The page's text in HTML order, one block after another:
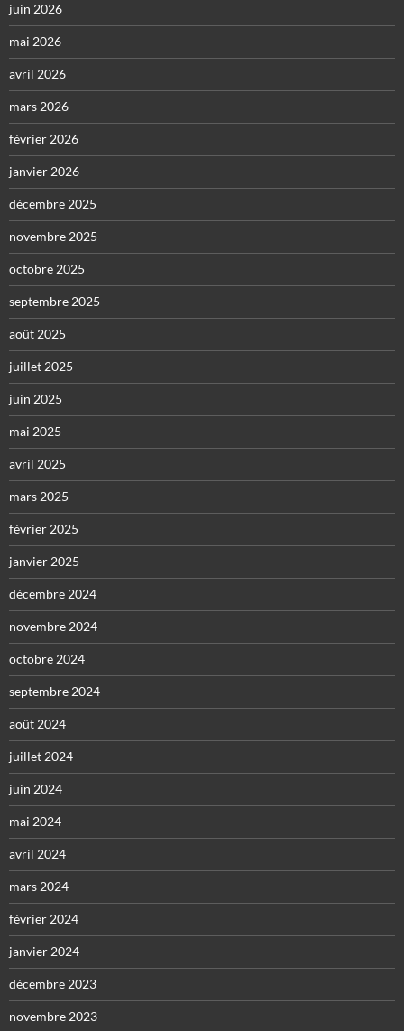
juin 2026
mai 2026
avril 2026
mars 2026
février 2026
janvier 2026
décembre 2025
novembre 2025
octobre 2025
septembre 2025
août 2025
juillet 2025
juin 2025
mai 2025
avril 2025
mars 2025
février 2025
janvier 2025
décembre 2024
novembre 2024
octobre 2024
septembre 2024
août 2024
juillet 2024
juin 2024
mai 2024
avril 2024
mars 2024
février 2024
janvier 2024
décembre 2023
novembre 2023